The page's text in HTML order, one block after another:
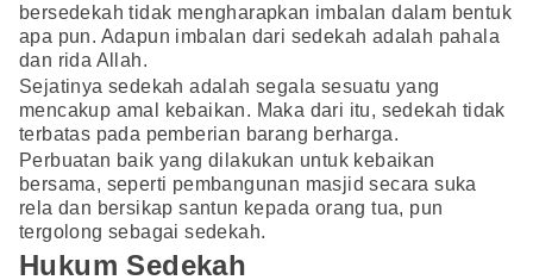
bersedekah tidak mengharapkan imbalan dalam bentuk
apa pun. Adapun imbalan dari sedekah adalah pahala
dan rida Allah.
Sejatinya sedekah adalah segala sesuatu yang
mencakup amal kebaikan. Maka dari itu, sedekah tidak
terbatas pada pemberian barang berharga.
Perbuatan baik yang dilakukan untuk kebaikan
bersama, seperti pembangunan masjid secara suka
rela dan bersikap santun kepada orang tua, pun
tergolong sebagai sedekah.
Hukum Sedekah